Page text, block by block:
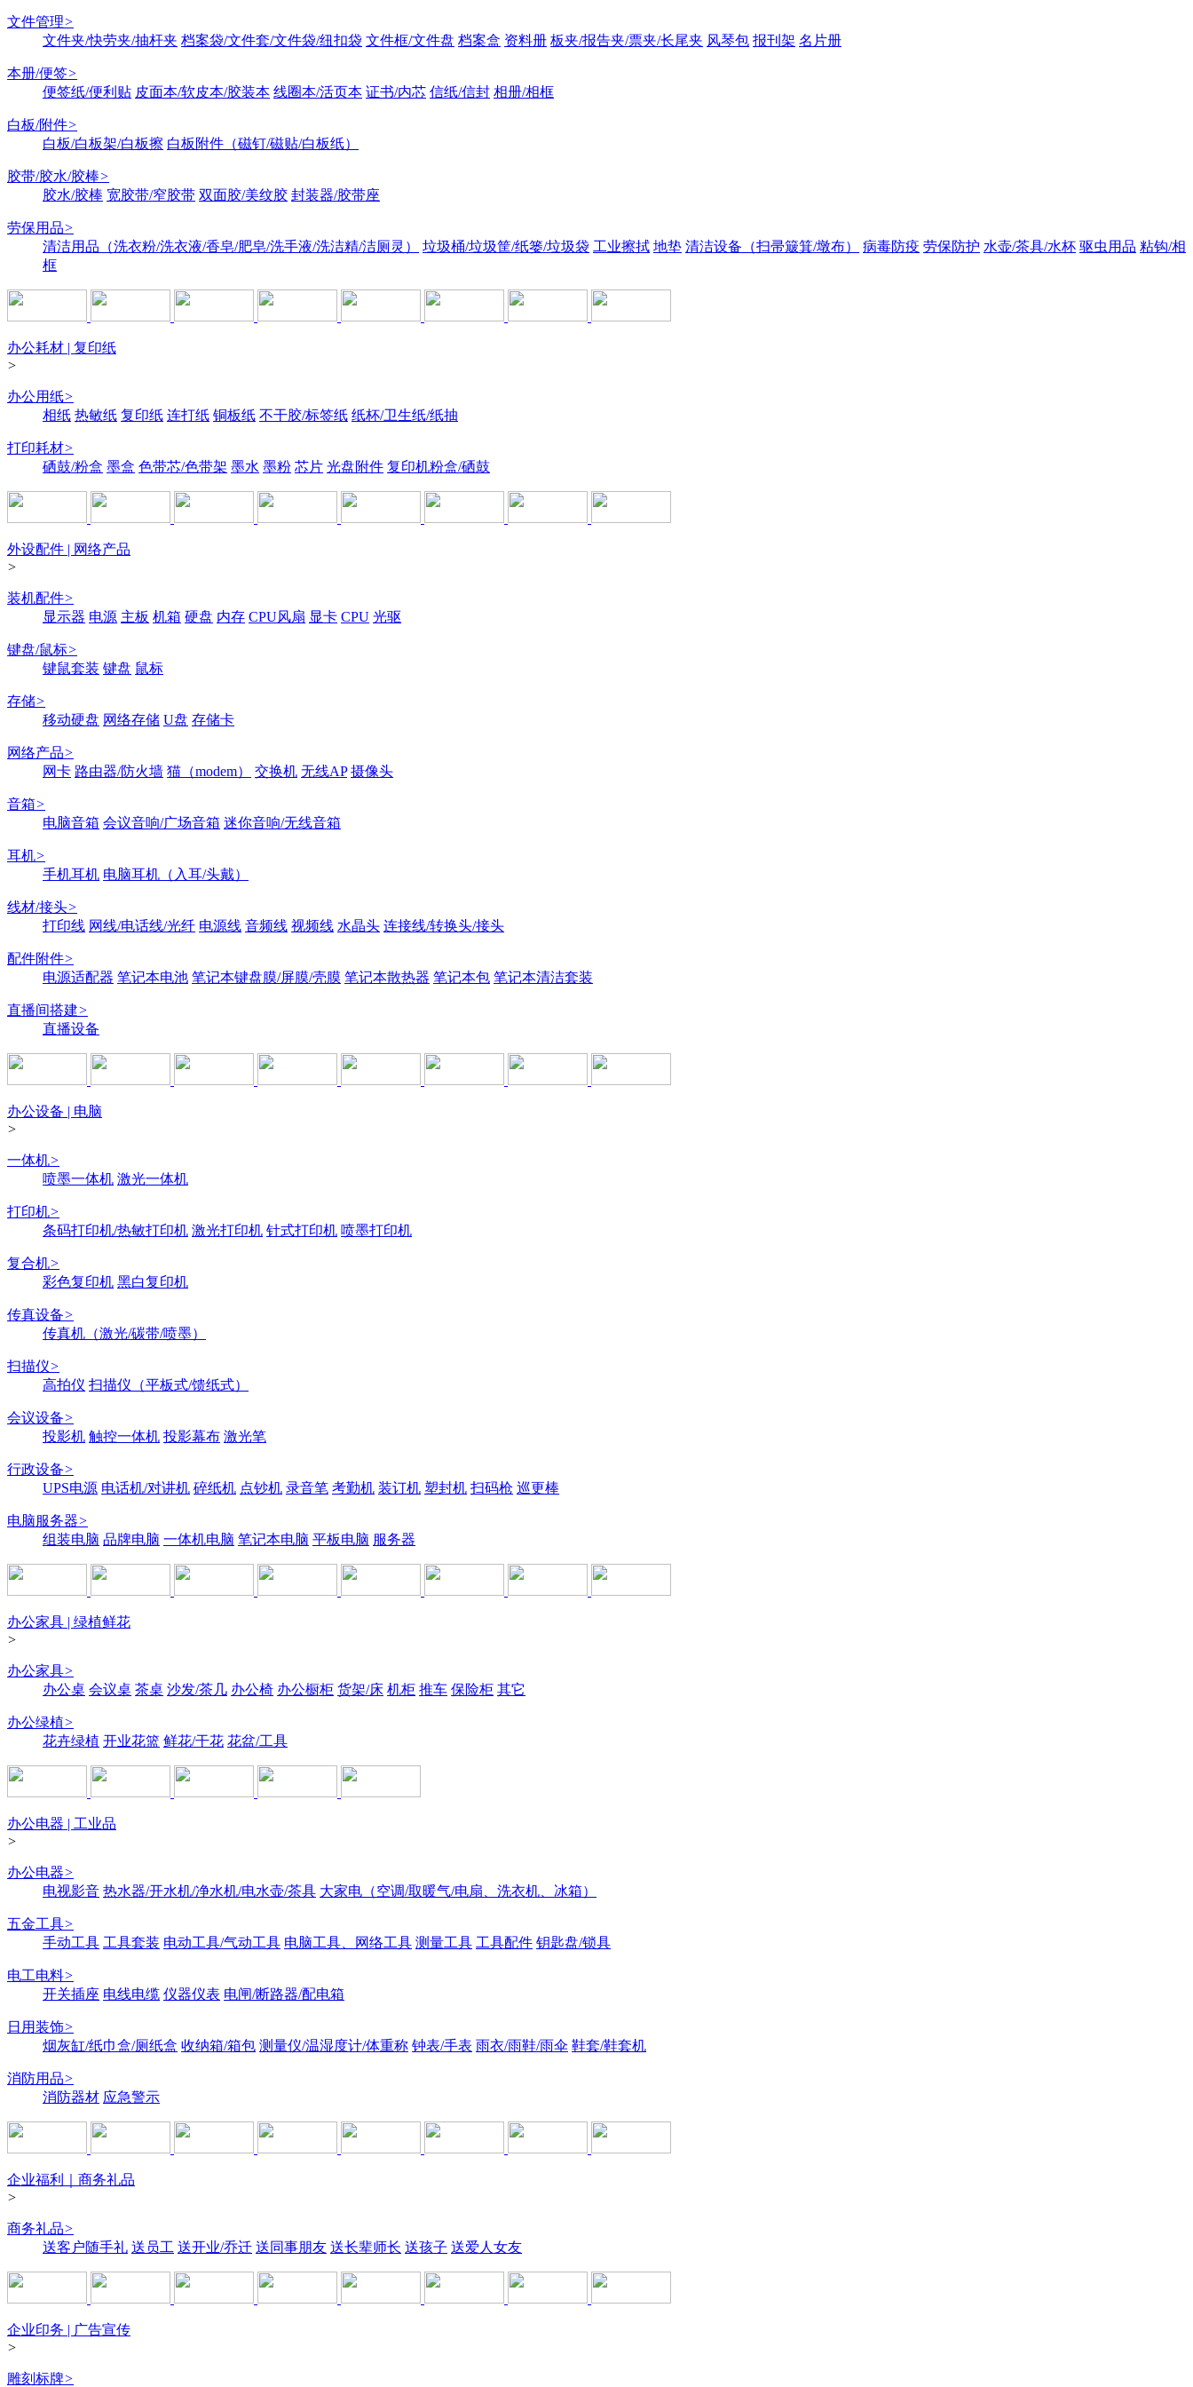
文件管理>
文件夹/快劳夹/抽杆夹 档案袋/文件套/文件袋/纽扣袋 文件框/文件盘 档案盒 资料册 板夹/报告夹/票夹/长尾夹 风琴包 报刊架 名片册
本册/便签>
便签纸/便利贴 皮面本/软皮本/胶装本 线圈本/活页本 证书/内芯 信纸/信封 相册/相框
白板/附件>
白板/白板架/白板擦 白板附件（磁钉/磁贴/白板纸）
胶带/胶水/胶棒>
胶水/胶棒 宽胶带/窄胶带 双面胶/美纹胶 封装器/胶带座
劳保用品>
清洁用品（洗衣粉/洗衣液/香皂/肥皂/洗手液/洗洁精/洁厕灵）
垃圾桶/垃圾筐/纸篓/垃圾袋 工业擦拭 地垫 清洁设备（扫帚簸箕/墩布） 病毒防疫 劳保防护 水壶/茶具/水杯 驱虫用品 粘钩/相
框
办公耗材 | 复印纸
>
办公用纸>
相纸 热敏纸 复印纸 连打纸 铜板纸 不干胶/标签纸 纸杯/卫生纸/纸抽
打印耗材>
硒鼓/粉盒 墨盒 色带芯/色带架 墨水 墨粉 芯片 光盘附件 复印机粉盒/硒鼓
外设配件 | 网络产品
>
装机配件>
显示器 电源 主板 机箱 硬盘 内存 CPU风扇 显卡 CPU 光驱
键盘/鼠标>
键鼠套装 键盘 鼠标
存储>
移动硬盘 网络存储 U盘 存储卡
网络产品>
网卡 路由器/防火墙 猫（modem） 交换机 无线AP 摄像头
音箱>
电脑音箱 会议音响/广场音箱 迷你音响/无线音箱
耳机>
手机耳机 电脑耳机（入耳/头戴）
线材/接头>
打印线 网线/电话线/光纤 电源线 音频线 视频线 水晶头 连接线/转换头/接头
配件附件>
电源适配器 笔记本电池 笔记本键盘膜/屏膜/壳膜 笔记本散热器 笔记本包 笔记本清洁套装
直播间搭建>
直播设备
办公设备 | 电脑
>
一体机>
喷墨一体机 激光一体机
打印机>
条码打印机/热敏打印机 激光打印机 针式打印机 喷墨打印机
复合机>
彩色复印机 黑白复印机
传真设备>
传真机（激光/碳带/喷墨）
扫描仪>
高拍仪 扫描仪（平板式/馈纸式）
会议设备>
投影机 触控一体机 投影幕布 激光笔
行政设备>
UPS电源 电话机/对讲机 碎纸机 点钞机 录音笔 考勤机 装订机 塑封机 扫码枪 巡更棒
电脑服务器>
组装电脑 品牌电脑 一体机电脑 笔记本电脑 平板电脑 服务器
办公家具 | 绿植鲜花
>
办公家具>
办公桌 会议桌 茶桌 沙发/茶几 办公椅 办公橱柜 货架/床 机柜 推车 保险柜 其它
办公绿植>
花卉绿植 开业花篮 鲜花/干花 花盆/工具
办公电器 | 工业品
>
办公电器>
电视影音 热水器/开水机/净水机/电水壶/茶具 大家电（空调/取暖气/电扇、洗衣机、冰箱）
五金工具>
手动工具 工具套装 电动工具/气动工具 电脑工具、网络工具 测量工具 工具配件 钥匙盘/锁具
电工电料>
开关插座 电线电缆 仪器仪表 电闸/断路器/配电箱
日用装饰>
烟灰缸/纸巾盒/厕纸盒 收纳箱/箱包 测量仪/温湿度计/体重称 钟表/手表 雨衣/雨鞋/雨伞 鞋套/鞋套机
消防用品>
消防器材 应急警示
企业福利｜商务礼品
>
商务礼品>
送客户随手礼 送员工 送开业/乔迁 送同事朋友 送长辈师长 送孩子 送爱人女友
企业印务 | 广告宣传
>
雕刻标牌>